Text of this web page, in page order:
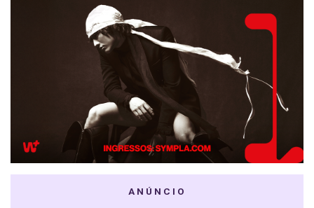
ANÚNCIO